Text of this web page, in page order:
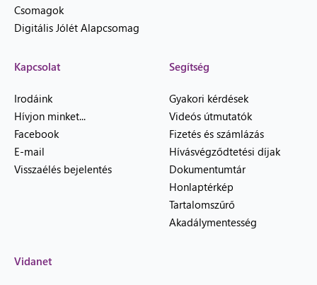
Csomagok
Digitális Jólét Alapcsomag
Kapcsolat
Irodáink
Hívjon minket...
Facebook
E-mail
Visszaélés bejelentés
Segítség
Gyakori kérdések
Videós útmutatók
Fizetés és számlázás
Hívásvégződtetési díjak
Dokumentumtár
Honlaptérkép
Tartalomszűrő
Akadálymentesség
Vidanet